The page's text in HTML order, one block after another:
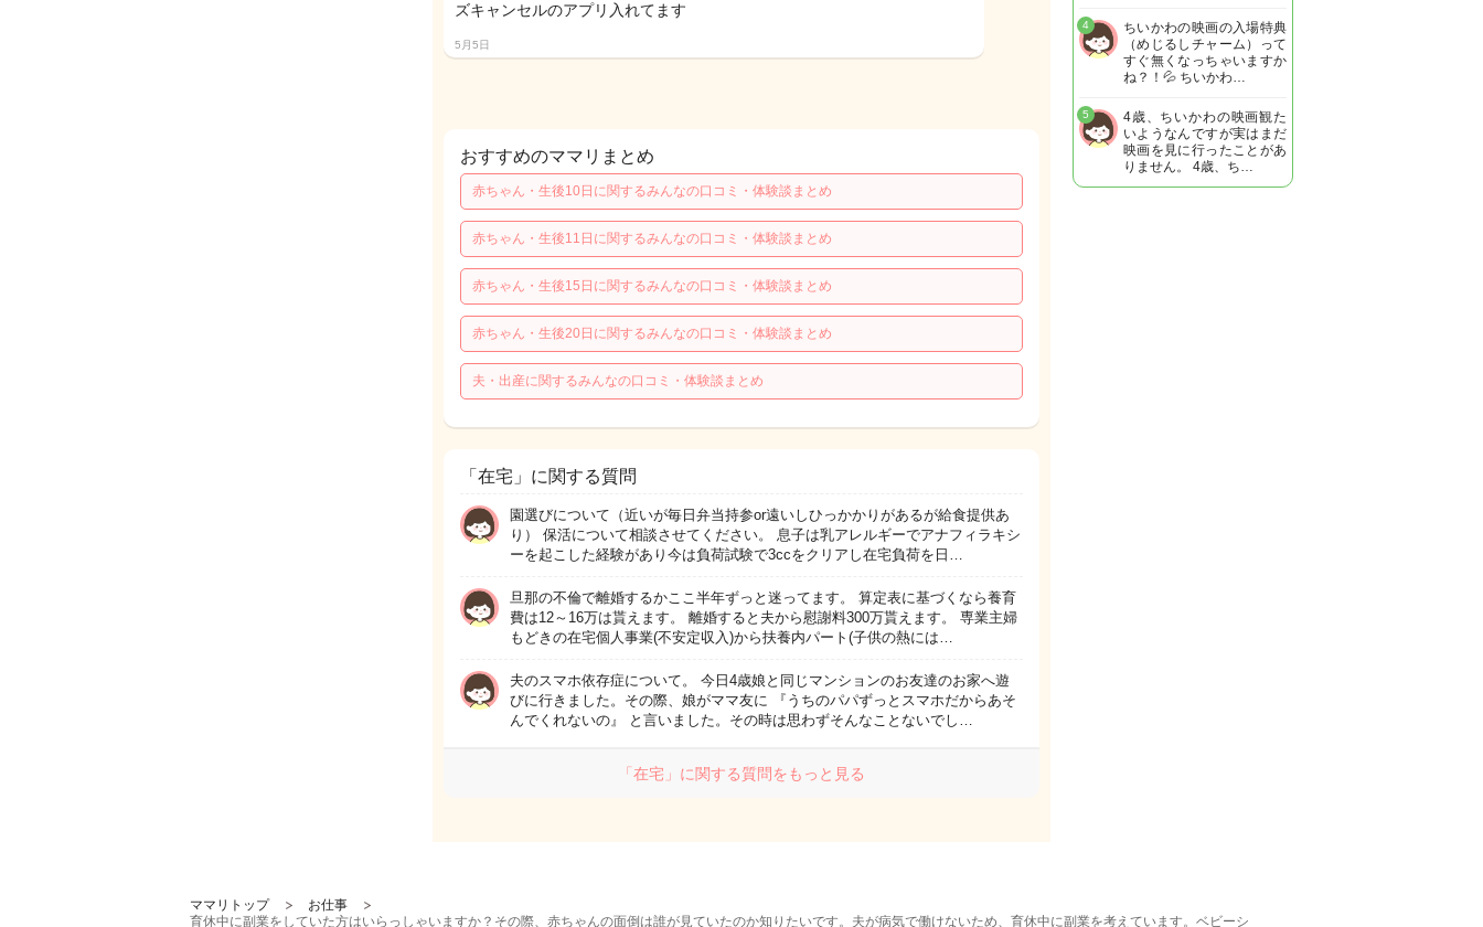
ズキャンセルのアプリ入れてます
5月5日
おすすめのママリまとめ
赤ちゃん・生後10日に関するみんなの口コミ・体験談まとめ
赤ちゃん・生後11日に関するみんなの口コミ・体験談まとめ
赤ちゃん・生後15日に関するみんなの口コミ・体験談まとめ
赤ちゃん・生後20日に関するみんなの口コミ・体験談まとめ
夫・出産に関するみんなの口コミ・体験談まとめ
「在宅」に関する質問
園選びについて（近いが毎日弁当持参or遠いしひっかかりがあるが給食提供あ
り） 保活について相談させてください。 息子は乳アレルギーでアナフィラキシ
ーを起こした経験があり今は負荷試験で3ccをクリアし在宅負荷を日…
旦那の不倫で離婚するかここ半年ずっと迷ってます。 算定表に基づくなら養育
費は12～16万は貰えます。 離婚すると夫から慰謝料300万貰えます。 専業主婦
もどきの在宅個人事業(不安定収入)から扶養内パート(子供の熱には…
夫のスマホ依存症について。 今日4歳娘と同じマンションのお友達のお家へ遊
びに行きました。その際、娘がママ友に 『うちのパパずっとスマホだからあそ
んでくれないの』 と言いました。その時は思わずそんなことないでし…
「在宅」に関する質問をもっと見る
ちいかわの映画の入場特典
（めじるしチャーム）って
すぐ無くなっちゃいますか
ね？！💦 ちいかわ…
4
4歳、ちいかわの映画観た
いようなんですが実はまだ
映画を見に行ったことがあ
りません。 4歳、ち…
5
ママリトップ
お仕事
育休中に副業をしていた方はいらっしゃいますか？その際、赤ちゃんの面倒は誰が見ていたのか知りたいです。夫が病気で働けないため、育休中に副業を考えています。ベビーシ